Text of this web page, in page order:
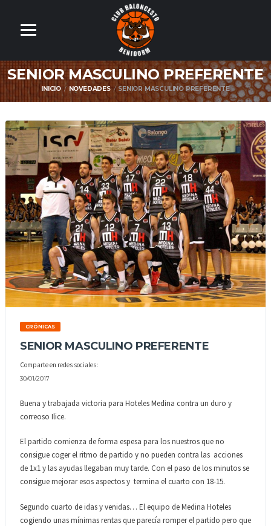
SENIOR MASCULINO PREFERENTE
INICIO NOVEDADES SENIOR MASCULINO PREFERENTE
CRÓNICAS
SENIOR MASCULINO PREFERENTE
Comparte en redes sociales:
30/01/2017
Buena y trabajada victoria para Hoteles Medina contra un duro y
correoso Ilice.
El partido comienza de forma espesa para los nuestros que no
consigue coger el ritmo de partido y no pueden contra las acciones
de 1x1 y las ayudas llegaban muy tarde. Con el paso de los minutos se
consigue mejorar esos aspectos y termina el cuarto con 18-15.
Segundo cuarto de idas y venidas… El equipo de Medina Hoteles
cogiendo unas mínimas rentas que parecía romper el partido pero que